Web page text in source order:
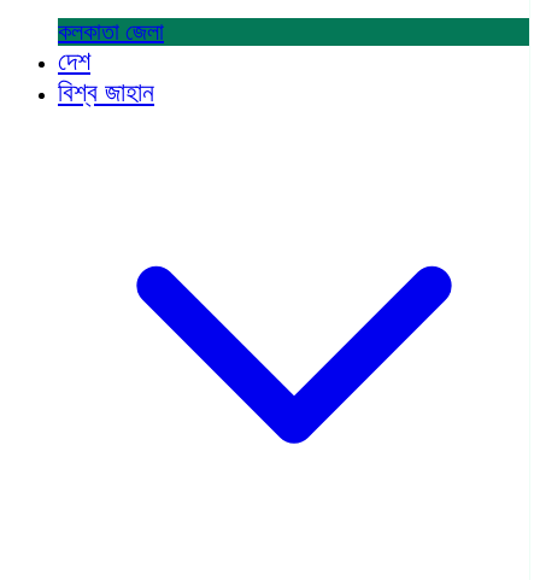
কলকাতা জেলা
দেশ
বিশ্ব জাহান